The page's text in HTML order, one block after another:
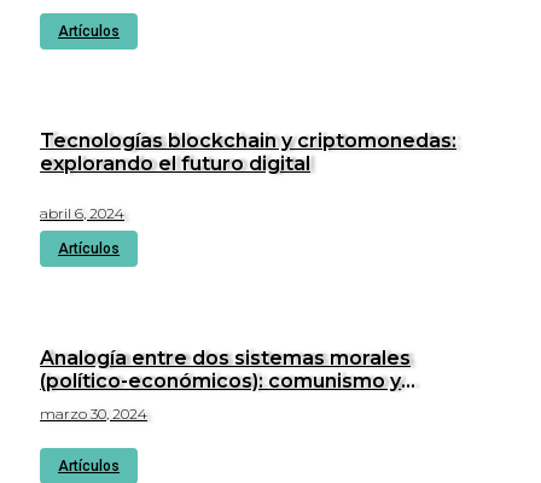
Artículos
Tecnologías blockchain y criptomonedas:
explorando el futuro digital
abril 6, 2024
Artículos
Analogía entre dos sistemas morales
(político-económicos): comunismo y
cristianismo
marzo 30, 2024
Artículos